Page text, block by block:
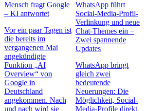
Mensch fragt Google
– KI antwortet
Vor ein paar Tagen ist
die bereits im
vergangenen Mai
angekündigte
Funktion „AI
Overview“ von
Google in
Deutschland
angekommen. Nach
und nach wird sie
WhatsApp führt
Social-Media-Profil-
Verlinkung und neue
Chat-Themes ein –
Zwei spannende
Updates
WhatsApp bringt
gleich zwei
bedeutende
Neuerungen: Die
Möglichkeit, Social-
Media-Profile direkt